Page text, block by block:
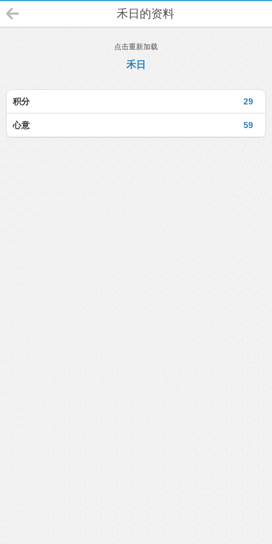
禾日的资料
点击重新加载
禾日
29
积分
59
心意